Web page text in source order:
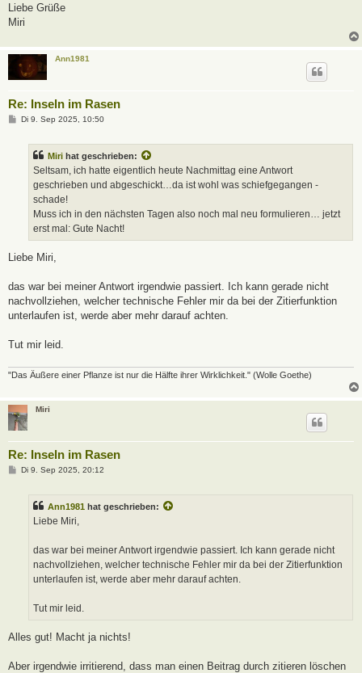
Liebe Grüße
Miri
Ann1981
Re: Inseln im Rasen
BDi 9. Sep 2025, 10:50
Miri hat geschrieben:
Seltsam, ich hatte eigentlich heute Nachmittag eine Antwort
geschrieben und abgeschickt…da ist wohl was schiefgegangen -
schade!
Muss ich in den nächsten Tagen also noch mal neu formulieren… jetzt
erst mal: Gute Nacht!
Liebe Miri,
das war bei meiner Antwort irgendwie passiert. Ich kann gerade nicht
nachvollziehen, welcher technische Fehler mir da bei der Zitierfunktion
unterlaufen ist, werde aber mehr darauf achten.
Tut mir leid.
"Das Äußere einer Pflanze ist nur die Hälfte ihrer Wirklichkeit." (Wolle Goethe)
Miri
Re: Inseln im Rasen
BDi 9. Sep 2025, 20:12
Ann1981 hat geschrieben:
Liebe Miri,
das war bei meiner Antwort irgendwie passiert. Ich kann gerade nicht
nachvollziehen, welcher technische Fehler mir da bei der Zitierfunktion
unterlaufen ist, werde aber mehr darauf achten.
Tut mir leid.
Alles gut! Macht ja nichts!
Aber irgendwie irritierend, dass man einen Beitrag durch zitieren löschen